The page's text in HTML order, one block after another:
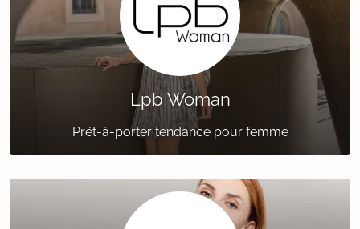
Lpb Woman
Prêt-à-porter tendance pour femme